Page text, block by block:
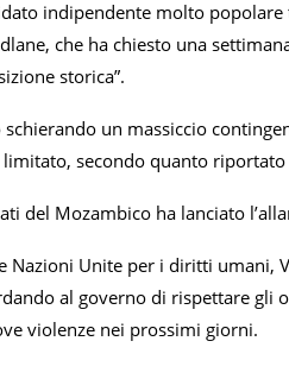
indipendente molto
che ha chiesto una
storica”.
un massiccio
limitato, secondo quanto
del Mozambico ha lanciato
Nazioni Unite per i diritti umani,
al governo di rispettare
violenze nei prossimi giorni.